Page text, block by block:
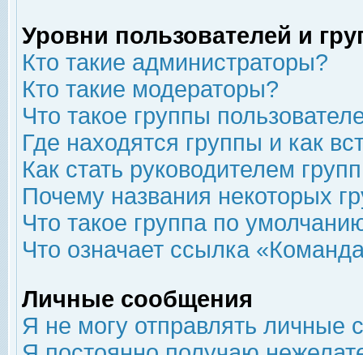
Уровни пользователей и
Кто такие администраторы?
Кто такие модераторы?
Что такое группы
Где находятся группы и как
Как стать руководителем
Почему названия некоторых
Что такое группа по
Что означает ссылка
Личные сообщения
Я не могу отправлять личные